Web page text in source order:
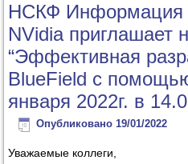
НСКФ Информация
NVidia приглашает
“Эффективная
BlueField с
января 2022г. в
Опубликовано 19/01/2022
Уважаемые коллеги,